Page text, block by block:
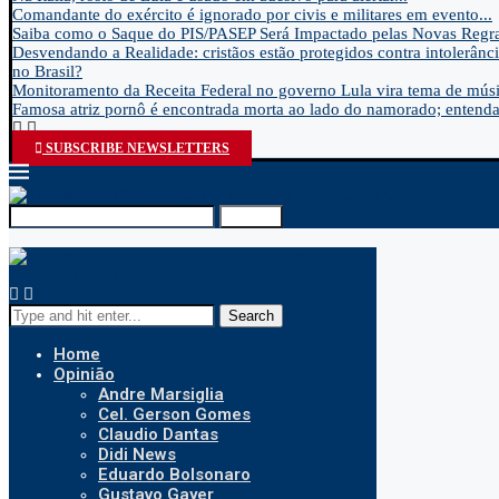
Comandante do exército é ignorado por civis e militares em evento...
Saiba como o Saque do PIS/PASEP Será Impactado pelas Novas
Desvendando a Realidade: cristãos estão protegidos contra
no Brasil?
Monitoramento da Receita Federal no governo Lula vira tema de
Famosa atriz pornô é encontrada morta ao lado do namorado;
SUBSCRIBE NEWSLETTERS
Search
Home
Opinião
Andre Marsiglia
Cel. Gerson Gomes
Claudio Dantas
Didi News
Eduardo Bolsonaro
Gustavo Gayer